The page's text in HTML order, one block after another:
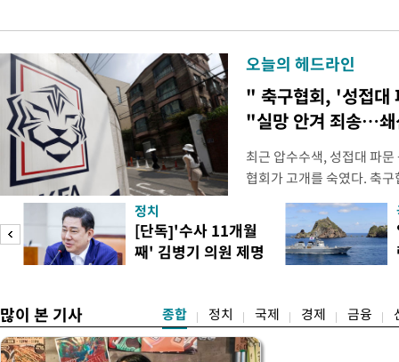
오늘의 헤드라인
" 축구협회, '성접대
"실망 안겨 죄송…
최근 압수수색, 성접대 파
협회가 고개를 숙였다. 축
관계자 여러분께 드리는
다. 축구협회는 최근 2026
컵 조별리그 탈락과 관련해
회에서 질타를 받은 데 이
정치
[단독]'수사 11개월
째' 김병기 의원 제명
많이 본 기사 종합 정치 국제 경제 금융